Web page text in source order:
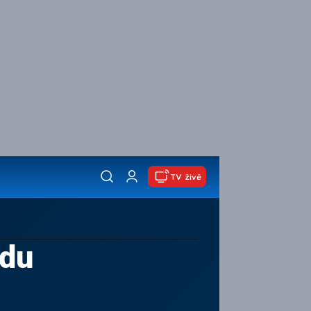
TV živě